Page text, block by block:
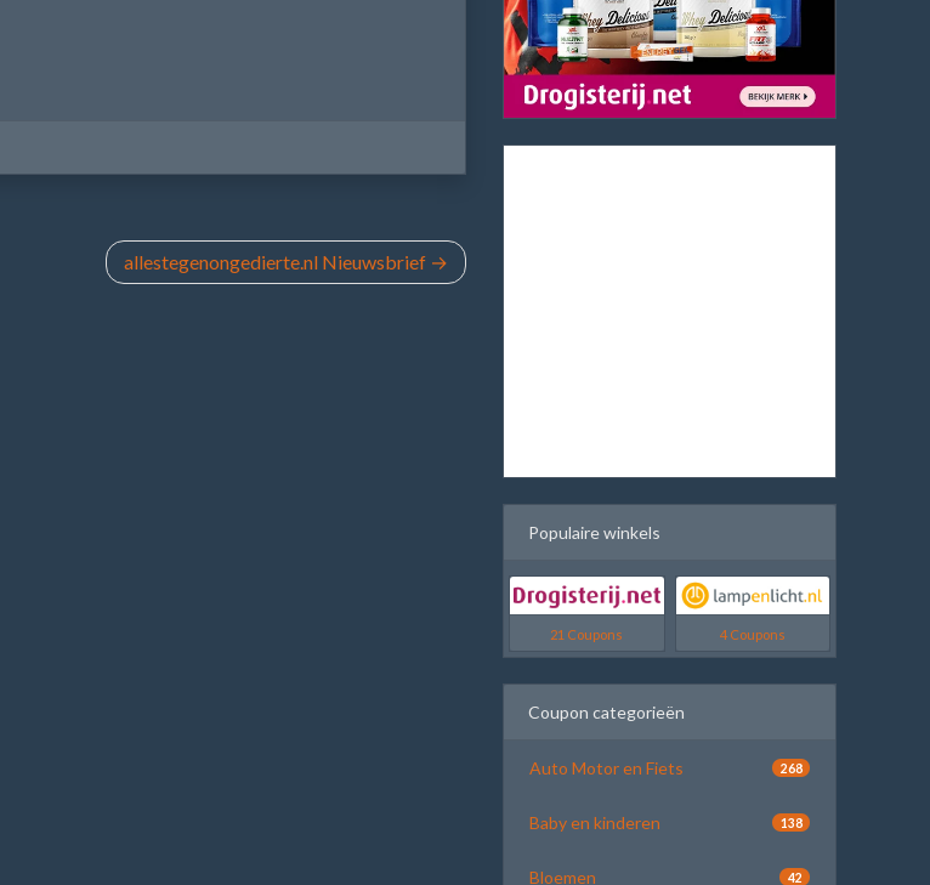
allestegenongedierte.nl Nieuwsbrief
Populaire winkels
21 Coupons 4 Coupons
Coupon categorieën
Auto Motor en Fiets 268
Baby en kinderen 138
Bloemen 42